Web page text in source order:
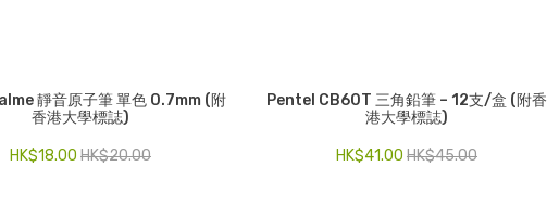
靜音原子筆 單色 0.7mm (附
香港大學標誌)
HK$20.00
HK$18.00
Pentel CB60T 三角鉛筆 – 12支/盒 (附香
港大學標誌)
HK$45.00
HK$41.00